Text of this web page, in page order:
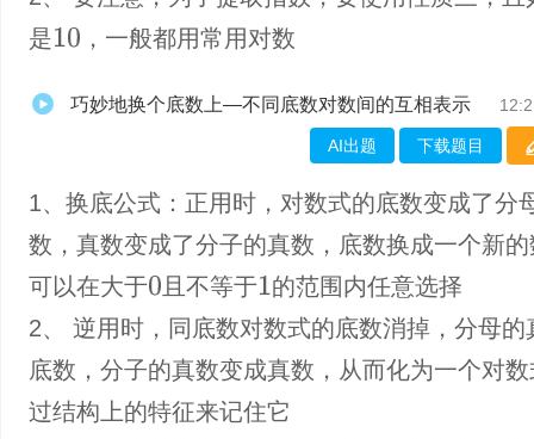
是10 ，一般都用常用对数
巧妙地换个底数上—不同底数对数间的互相表示
AI出题 下载题目
1、换底公式：正用时，对数式的底数变成了分
数，真数变成了分子的真数，底数换成一个新
可以在大于0 且不等于1 的范围内任意选择
2、 逆用时，同底数对数式的底数消掉，分母的
底数，分子的真数变成真数，从而化为一个对
过结构上的特征来记住它